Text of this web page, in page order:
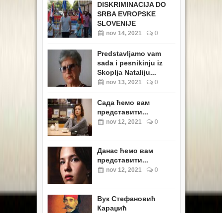
DISKRIMINACIJA DO
SRBA EVROPSKE
SLOVENIJE
nov 14, 2021 0
Predstavljamo vam
sada i pesnikinju iz
Skoplja Nataliju...
nov 13, 2021 0
Сада ћемо вам
представити...
nov 12, 2021 0
Данас ћемо вам
представити...
nov 12, 2021 0
Вук Стефановић
Караџић